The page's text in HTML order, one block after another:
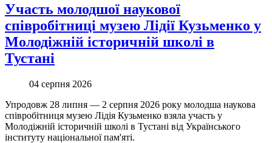
Участь молодшої наукової
співробітниці музею Лідії Кузьменко у
Молодіжній історичній школі в
Тустані
04 серпня 2026
Упродовж 28 липня — 2 серпня 2026 року молодша наукова
співробітниця музею Лідія Кузьменко взяла участь у
Молодіжній історичній школі в Тустані від Українського
інституту національної пам'яті.